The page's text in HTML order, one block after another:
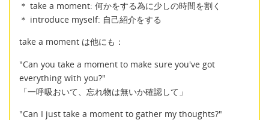
＊ take a moment: 何かをする為に少しの時間を割く
＊ introduce myself: 自己紹介をする
take a moment は他にも：
"Can you take a moment to make sure you've got
everything with you?"
「一呼吸おいて、忘れ物は無いか確認して」
"Can I just take a moment to gather my thoughts?"